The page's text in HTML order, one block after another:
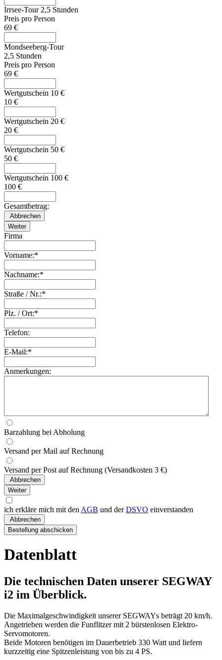
Irrsee-Tour 2,5 Stunden
Preis pro Person
69 €
Mondseeberg-Tour
2,5 Stunden
Preis pro Person
69 €
Wertgutschein 10 €
10 €
Wertgutschein 20 €
20 €
Wertgutschein 50 €
50 €
Wertgutschein 100 €
100 €
Gesamtbetrag:
Firma
Vorname:*
Nachname:*
Straße / Nr.:*
Plz. / Ort:*
Telefon:
E-Mail:*
Anmerkungen:
Barzahlung bei Abholung
Versand per Mail auf Rechnung
Versand per Post auf Rechnung (Versandkosten 3 €)
ich erkläre mich mit den AGB und derDSVO einverstanden
Datenblatt
Die technischen Daten unserer SEGWAY
i2 im Überblick.
Die Maximalgeschwindigkeit unserer SEGWAYs beträgt 20 km/h.
Angetrieben werden die Funflitzer mit 2 bürstenlosen Elektro-
Servomotoren.
Beide Motoren benötigen im Dauerbetrieb 330 Watt und liefern
kurzzeitig eine Spitzenleistung von bis zu 4 PS.